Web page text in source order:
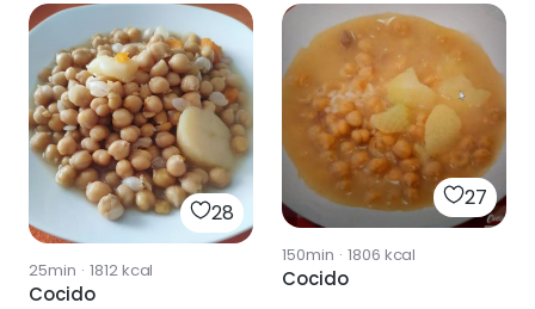
28
25min · 1812kcal
Cocido
27
150min · 1806 kcal
Cocido